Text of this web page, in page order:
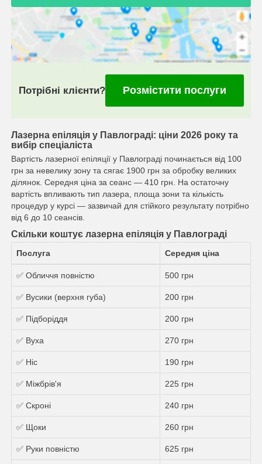
Потрібні клієнти? Розмістити послуги
Лазерна епіляція у Павлограді: ціни 2026 року та
вибір спеціаліста
Вартість лазерної епіляції у Павлограді починається від 100
грн за невелику зону та сягає 1900 грн за обробку великих
ділянок. Середня ціна за сеанс — 410 грн. На остаточну
вартість впливають тип лазера, площа зони та кількість
процедур у курсі — зазвичай для стійкого результату потрібно
від 6 до 10 сеансів.
Скільки коштує лазерна епіляція у Павлограді
Послуга Середня ціна
✅ Обличчя повністю 500 грн
✅ Вусики (верхня губа) 200 грн
✅ Підборіддя 200 грн
✅ Вуха 270 грн
✅ Ніс 190 грн
✅ Міжбрів'я 225 грн
✅ Скроні 240 грн
✅ Щоки 260 грн
✅ Руки повністю 625 грн